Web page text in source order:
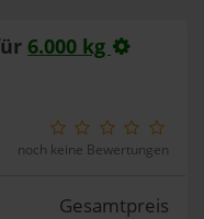
6.000 kg
noch keine Bewertungen
Gesamtpreis